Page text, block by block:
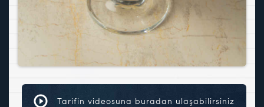
Tarifin videosuna buradan ulaşabilirsiniz